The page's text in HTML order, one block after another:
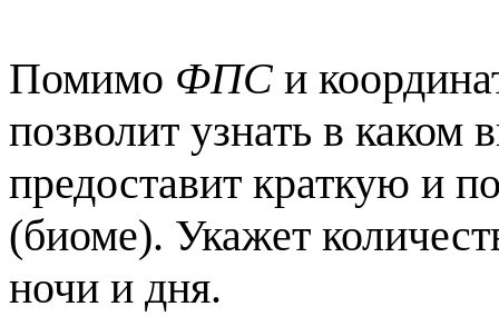
Помимо ФПС и
позволит узнать в каком
предоставит краткую и
(биоме). Укажет
ночи и дня.